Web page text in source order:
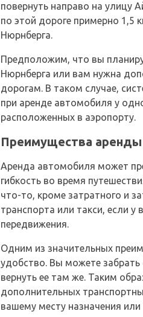
повернуть направо на улицу
по этой дороге примерно 1,5
Нюрнберга.
Предположим, что вы
Нюрнберга или вам нужна
дорогам. В таком случае,
при аренде автомобиля у
расположенных в аэропорту.
Преимущества
Аренда автомобиля может
гибкость во время
что-то, кроме затратного и
транспорта или такси, если у
передвижения.
Одним из значительных
удобство. Вы можете
вернуть ее там же. Таким
дополнительных
вашему месту назначения